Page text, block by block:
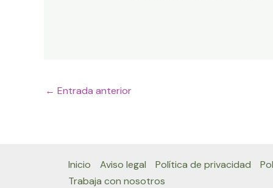
← Entrada anterior
Inicio Aviso legal Política de privacidad
Trabaja con nosotros